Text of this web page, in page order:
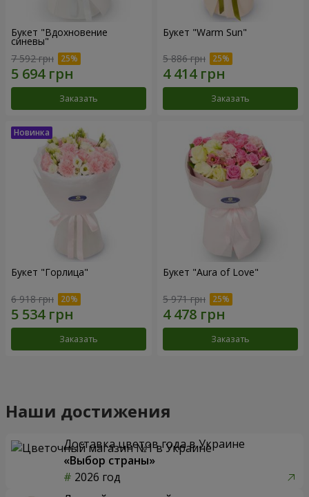
Букет "Вдохновение
синевы"
7 592 грн
Заказать
Букет "Warm Sun"
5 886 грн
Заказать
Букет "Горлица"
6 918 грн
Заказать
Букет "Aura of Love"
5 971 грн
Заказать
Наши достижения
Доставка цветов года в Украине
«Выбор страны»
2026 год